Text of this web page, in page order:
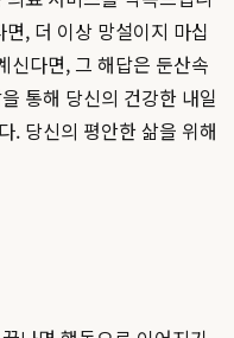
, 더 이상 망설이지 마십
신다면, 그 해답은 둔산속
통해 당신의 건강한 내일
. 당신의 평안한 삶을 위해